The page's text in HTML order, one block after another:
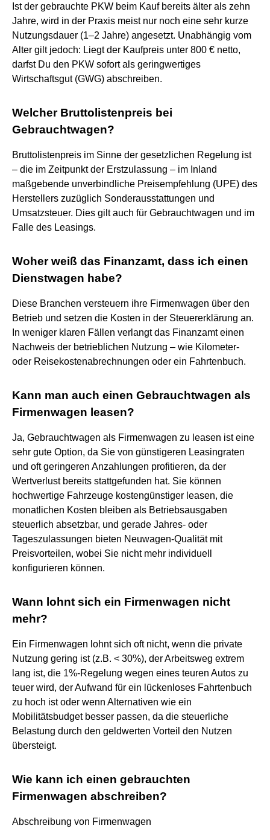
Ist der gebrauchte PKW beim Kauf bereits älter als zehn
Jahre, wird in der Praxis meist nur noch eine sehr kurze
Nutzungsdauer (1–2 Jahre) angesetzt. Unabhängig vom
Alter gilt jedoch: Liegt der Kaufpreis unter 800 € netto,
darfst Du den PKW sofort als geringwertiges
Wirtschaftsgut (GWG) abschreiben.
Welcher Bruttolistenpreis bei
Gebrauchtwagen?
Bruttolistenpreis im Sinne der gesetzlichen Regelung ist
– die im Zeitpunkt der Erstzulassung – im Inland
maßgebende unverbindliche Preisempfehlung (UPE) des
Herstellers zuzüglich Sonderausstattungen und
Umsatzsteuer. Dies gilt auch für Gebrauchtwagen und im
Falle des Leasings.
Woher weiß das Finanzamt, dass ich einen
Dienstwagen habe?
Diese Branchen versteuern ihre Firmenwagen über den
Betrieb und setzen die Kosten in der Steuererklärung an.
In weniger klaren Fällen verlangt das Finanzamt einen
Nachweis der betrieblichen Nutzung – wie Kilometer-
oder Reisekostenabrechnungen oder ein Fahrtenbuch.
Kann man auch einen Gebrauchtwagen als
Firmenwagen leasen?
Ja, Gebrauchtwagen als Firmenwagen zu leasen ist eine
sehr gute Option, da Sie von günstigeren Leasingraten
und oft geringeren Anzahlungen profitieren, da der
Wertverlust bereits stattgefunden hat. Sie können
hochwertige Fahrzeuge kostengünstiger leasen, die
monatlichen Kosten bleiben als Betriebsausgaben
steuerlich absetzbar, und gerade Jahres- oder
Tageszulassungen bieten Neuwagen-Qualität mit
Preisvorteilen, wobei Sie nicht mehr individuell
konfigurieren können.
Wann lohnt sich ein Firmenwagen nicht
mehr?
Ein Firmenwagen lohnt sich oft nicht, wenn die private
Nutzung gering ist (z.B. < 30%), der Arbeitsweg extrem
lang ist, die 1%-Regelung wegen eines teuren Autos zu
teuer wird, der Aufwand für ein lückenloses Fahrtenbuch
zu hoch ist oder wenn Alternativen wie ein
Mobilitätsbudget besser passen, da die steuerliche
Belastung durch den geldwerten Vorteil den Nutzen
übersteigt.
Wie kann ich einen gebrauchten
Firmenwagen abschreiben?
Abschreibung von Firmenwagen